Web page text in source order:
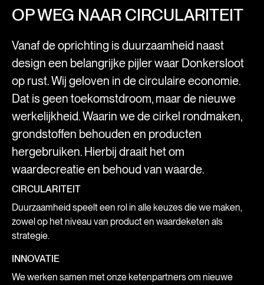
OP WEG NAAR CIRCULARITEIT
Vanaf de oprichting is duurzaamheid naast
design een belangrijke pijler waar Donkersloot
op rust. Wij geloven in de circulaire economie.
Dat is geen toekomstdroom, maar de nieuwe
werkelijkheid. Waarin we de cirkel rondmaken,
grondstoffen behouden en producten
hergebruiken. Hierbij draait het om
waardecreatie en behoud van waarde.
CIRCULARITEIT
Duurzaamheid speelt een rol in alle keuzes die we maken,
zowel op het niveau van product en waardeketen als
strategie.
INNOVATIE
We werken samen met onze ketenpartners om nieuwe